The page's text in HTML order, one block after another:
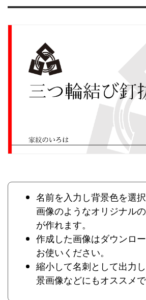
名前を入力し背景色を選
画像のようなオリジナル
が作れます。
作成した画像はダウンロ
お使いください。
縮小して名刺として出力
景画像などにもオススメで